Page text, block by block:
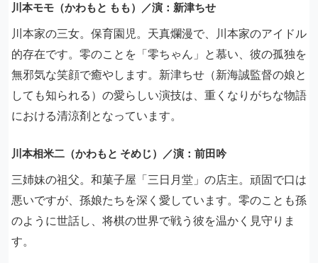
川本モモ（かわもと もも）／演：新津ちせ
川本家の三女。保育園児。天真爛漫で、川本家のアイドル
的存在です。零のことを「零ちゃん」と慕い、彼の孤独を
無邪気な笑顔で癒やします。新津ちせ（新海誠監督の娘と
しても知られる）の愛らしい演技は、重くなりがちな物語
における清涼剤となっています。
川本相米二（かわもと そめじ）／演：前田吟
三姉妹の祖父。和菓子屋「三日月堂」の店主。頑固で口は
悪いですが、孫娘たちを深く愛しています。零のことも孫
のように世話し、将棋の世界で戦う彼を温かく見守りま
す。